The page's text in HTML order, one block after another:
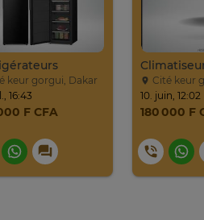
keur gorgui, Dakar
16:43
F CFA
Cité keur
10. juin, 12:02
180 000 F